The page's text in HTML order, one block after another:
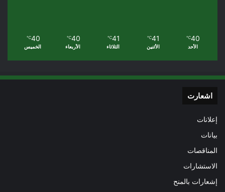
40
℃
الأحد
41
℃
الأثنين
41
℃
الثلاثاء
40
℃
الأربعاء
40
℃
الخميس
اشعارت
إعلانات
بيانات
المناقصات
الاستشارات
إشعارات بالمنح